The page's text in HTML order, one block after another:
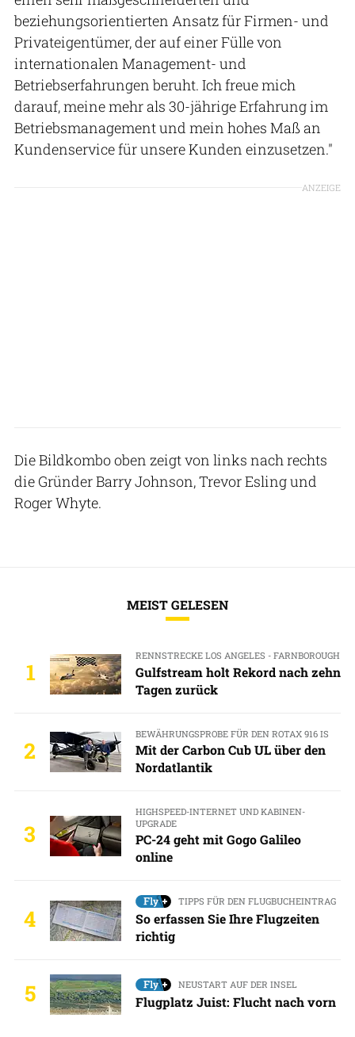
beziehungsorientierten Ansatz für Firmen- und
Privateigentümer, der auf einer Fülle von
internationalen Management- und
Betriebserfahrungen beruht. Ich freue mich
darauf, meine mehr als 30-jährige Erfahrung im
Betriebsmanagement und mein hohes Maß an
Kundenservice für unsere Kunden einzusetzen."
ANZEIGE
Die Bildkombo oben zeigt von links nach rechts
die Gründer Barry Johnson, Trevor Esling und
Roger Whyte.
MEIST GELESEN
1
RENNSTRECKE LOS ANGELES - FARNBOROUGH
Gulfstream holt Rekord nach zehn
Tagen zurück
2
BEWÄHRUNGSPROBE FÜR DEN ROTAX 916 IS
Mit der Carbon Cub UL über den
Nordatlantik
3
HIGHSPEED-INTERNET UND KABINEN-
UPGRADE
PC-24 geht mit Gogo Galileo
online
4
TIPPS FÜR DEN FLUGBUCHEINTRAG
So erfassen Sie Ihre Flugzeiten
richtig
5 NEUSTART AUF DER INSEL
Flugplatz Juist: Flucht nach vorn